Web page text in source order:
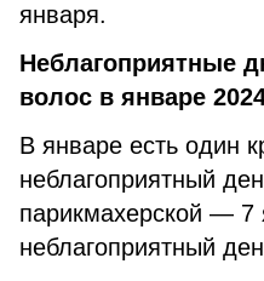
января.
Неблагоприятные
волос в январе
В январе есть один
неблагоприятный
парикмахерской —
неблагоприятный